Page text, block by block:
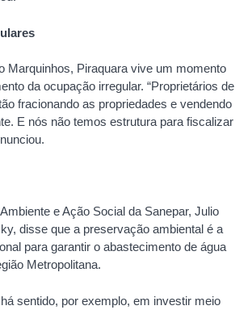
Marquinhos, Piraquara vive um momento
da ocupação irregular. “Proprietários de
fracionando as propriedades e vendendo
E nós não temos estrutura para fiscalizar
e Ação Social da Sanepar, Julio
disse que a preservação ambiental é a
para garantir o abastecimento de água
Metropolitana.
sentido, por exemplo, em investir meio